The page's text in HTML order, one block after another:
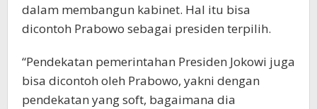
dalam membangun kabinet. Hal itu bisa
dicontoh Prabowo sebagai presiden terpilih.
“Pendekatan pemerintahan Presiden Jokowi juga
bisa dicontoh oleh Prabowo, yakni dengan
pendekatan yang soft, bagaimana dia